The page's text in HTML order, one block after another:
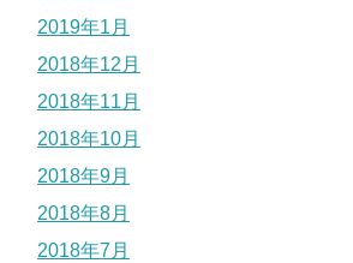
2019年1月
2018年12月
2018年11月
2018年10月
2018年9月
2018年8月
2018年7月